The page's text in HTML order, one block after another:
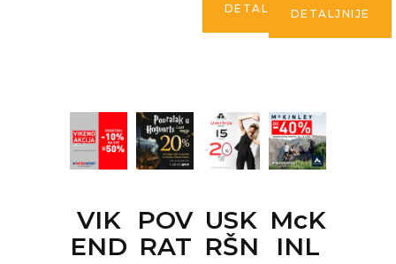
DETALJNIJEDETALJNIJE
VIK
END
POV
RAT
USK
RŠN
McK
INL